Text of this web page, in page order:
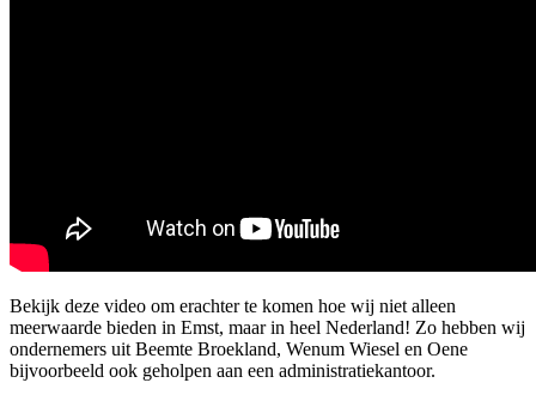
Bekijk deze video om erachter te komen hoe wij niet alleen
meerwaarde bieden in Emst, maar in heel Nederland! Zo hebben wij
ondernemers uit Beemte Broekland, Wenum Wiesel en Oene
bijvoorbeeld ook geholpen aan een administratiekantoor.